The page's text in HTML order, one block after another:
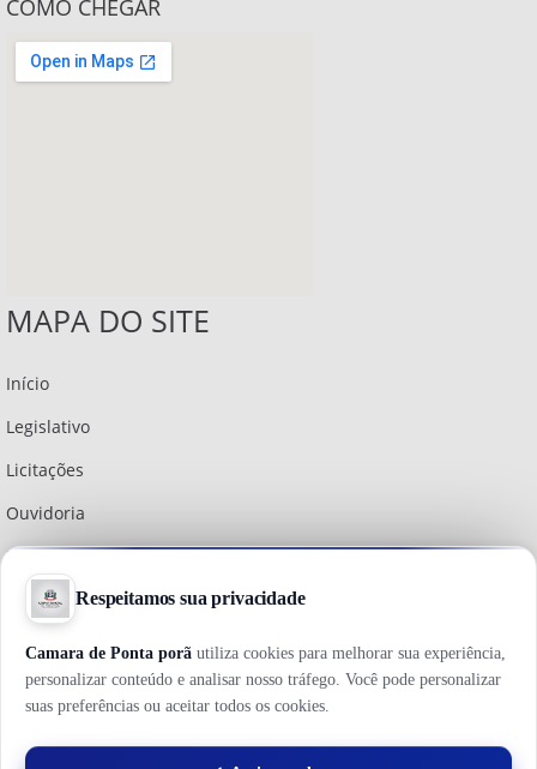
COMO CHEGAR
MAPA DO SITE
Início
Legislativo
Licitações
Ouvidoria
Institucional
Política do Site
Diário Oficial
Holerite Online